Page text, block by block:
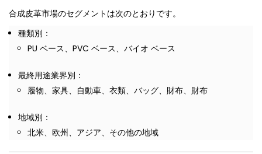
合成皮革市場のセグメントは次のとおりです。
種類別：
PU ベース、PVC ベース、バイオ ベース
最終用途業界別：
履物、家具、自動車、衣類、バッグ、財布、財布
地域別：
北米、欧州、アジア、その他の地域